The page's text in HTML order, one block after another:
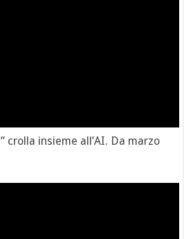
crolla insieme all’AI. Da marzo